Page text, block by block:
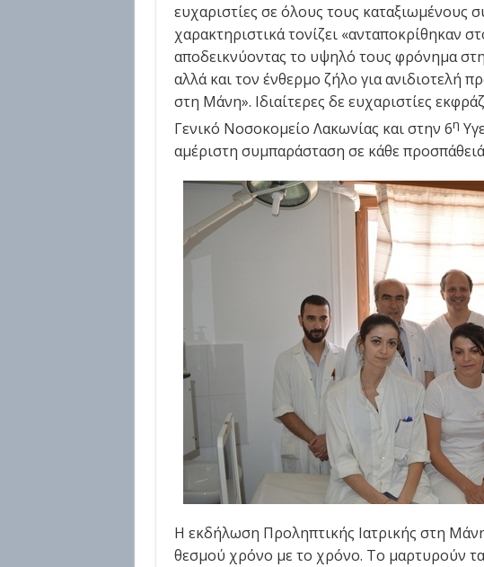
ευχαριστίες σε όλους τους καταξιωμένους
χαρακτηριστικά τονίζει «ανταποκρίθηκαν
αποδεικνύοντας το υψηλό τους φρόνημα
αλλά και τον ένθερμο ζήλο για ανιδιοτελή
στη Μάνη». Ιδιαίτερες δε ευχαριστίες
Γενικό Νοσοκομείο Λακωνίας και στην 6η
αμέριστη συμπαράσταση σε κάθε
Η εκδήλωση Προληπτικής Ιατρικής στη
θεσμού χρόνο με το χρόνο. Το μαρτυρούν